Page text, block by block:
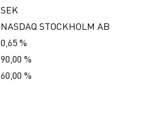
SEK
NASDAQ STOCKHOLM AB
0,65 %
90,00 %
60,00 %